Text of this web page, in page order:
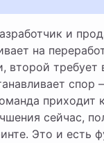
на
второй требует
спор
приходит
сейчас,
Это и есть